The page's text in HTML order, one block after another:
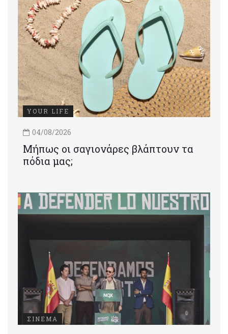
YOUR LIFE
04/08/2026
Μήπως οι σαγιονάρες βλάπτουν τα
πόδια μας;
ΣΙΝΕΜΑ